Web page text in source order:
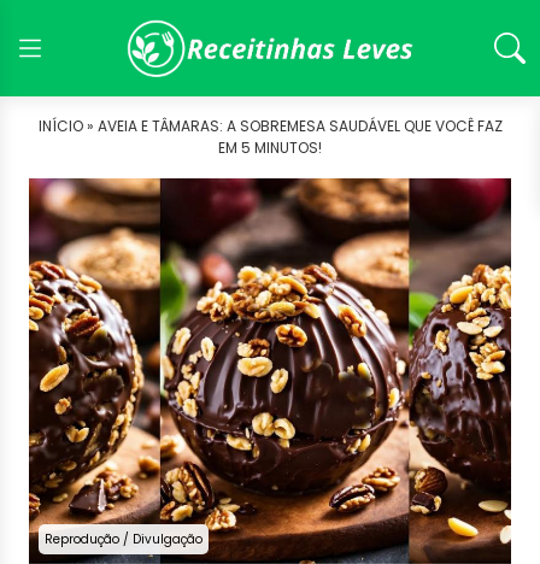
INÍCIO » AVEIA E TÂMARAS: A SOBREMESA SAUDÁVEL QUE VOCÊ FAZ
EM 5 MINUTOS!
Reprodução / Divulgação